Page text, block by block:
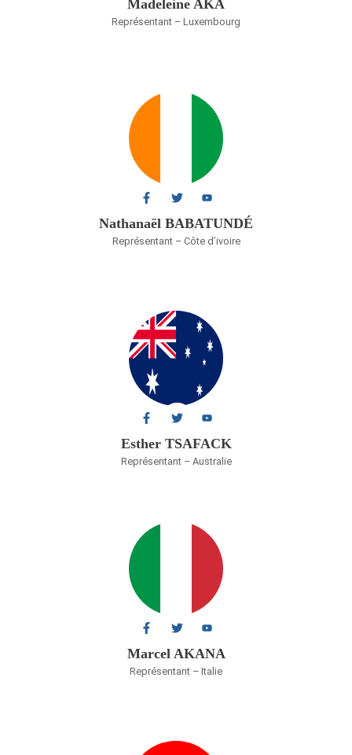
Madeleine AKA​
Représentant – Luxembourg
Nathanaël BABATUNDÉ
Représentant – Côte d’ivoire
Esther TSAFACK
Représentant – Australie
Marcel AKANA
Représentant – Italie